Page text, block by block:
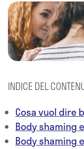
INDICE DEL
Cosa vuol dire
Body shaming
Body shaming